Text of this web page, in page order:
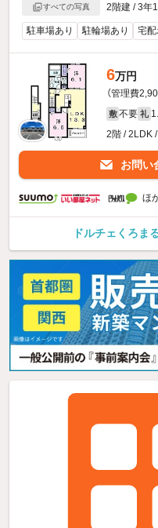
すべての写真
2階建 / 3年
駐車場あり 駐輪場あり 宅配
6万円
（管理費
敷 不要 礼
2階 / 2LDK
お問い
ほ
ドルチェくろま